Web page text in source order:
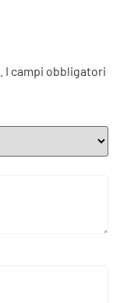
I campi obbligatori